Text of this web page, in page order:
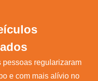
pessoas regularizaram
e com mais alívio no